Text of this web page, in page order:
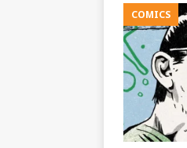
COMICS